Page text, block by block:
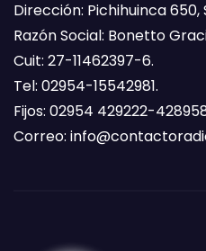
Dirección: Pichihuinca 650,
Razón Social: Bonetto
Cuit: 27-11462397-6.
Tel: 02954-15542981.
Fijos: 02954 429222-
Correo: